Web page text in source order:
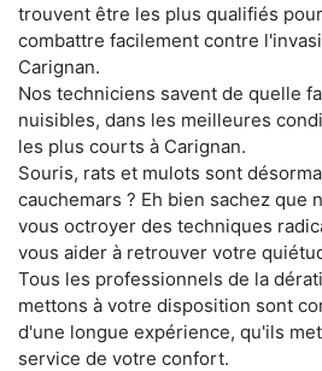
trouvent être les plus qualifiés
combattre facilement contre
Carignan.
Nos techniciens savent de quelle
nuisibles, dans les meilleures
les plus courts à Carignan.
Souris, rats et mulots sont
cauchemars ? Eh bien sachez que
vous octroyer des techniques
vous aider à retrouver votre
Tous les professionnels de la
mettons à votre disposition sont
d'une longue expérience, qu'ils
service de votre confort.